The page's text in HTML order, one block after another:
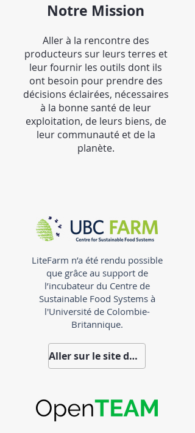
Notre Mission
Aller à la rencontre des
producteurs sur leurs terres et
leur fournir les outils dont ils
ont besoin pour prendre des
décisions éclairées, nécessaires
à la bonne santé de leur
exploitation, de leurs biens, de
leur communauté et de la
planète.
LiteFarm n’a été rendu possible
que grâce au support de
l’incubateur du Centre de
Sustainable Food Systems à
l'Université de Colombie-
Britannique.
Aller sur le site du CSFS